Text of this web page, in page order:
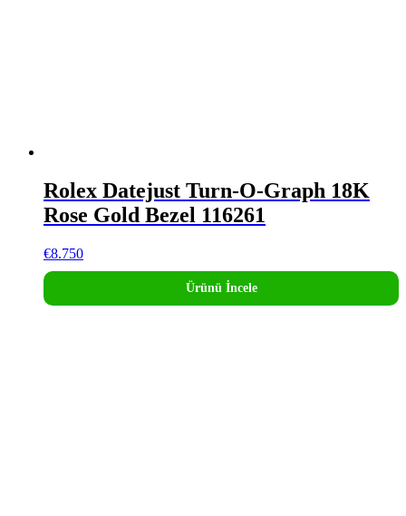
Rolex Datejust Turn-O-Graph 18K
Rose Gold Bezel 116261
€8.750
Ürünü İncele